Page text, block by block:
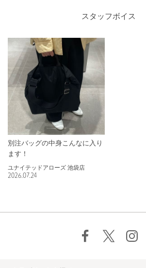
スタッフボイス
別注バッグの中身こんなに入り
ます！
ユナイテッドアローズ 池袋店
2026.07.24